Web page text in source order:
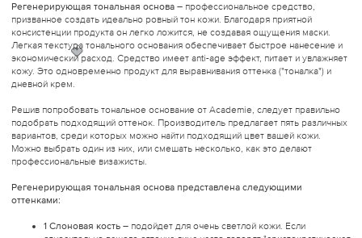
Регенерирующая тональная основа – профессиональное средство,
призванное создать идеально ровный тон кожи. Благодаря приятной
консистенции продукта он легко ложится, не создавая ощущения маски.
Легкая текстура тонального основания обеспечивает быстрое нанесение и
экономический расход. Средство имеет anti-age эффект, питает и увлажняет
кожу. Это одновременно продукт для выравнивания оттенка ("тоналка") и
дневной крем.
Решив попробовать тональное основание от Academie, следует правильно
подобрать подходящий оттенок. Производитель предлагает пять различных
вариантов, среди которых можно найти подходящий цвет вашей кожи.
Можно выбрать один из них, или смешать несколько, как это делают
профессиональные визажисты.
Регенерирующая тональная основа представлена ​​следующими
оттенками:
1 Слоновая кость – подойдет для очень светлой кожи. Если
🍓